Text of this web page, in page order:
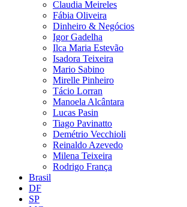
Claudia Meireles
Fábia Oliveira
Dinheiro & Negócios
Igor Gadelha
Ilca Maria Estevão
Isadora Teixeira
Mario Sabino
Mirelle Pinheiro
Tácio Lorran
Manoela Alcântara
Lucas Pasin
Tiago Pavinatto
Demétrio Vecchioli
Reinaldo Azevedo
Milena Teixeira
Rodrigo França
Brasil
DF
SP